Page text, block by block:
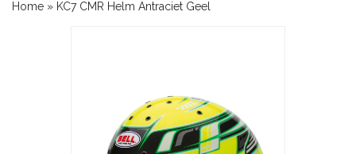
Home » KC7 CMR Helm Antraciet Geel